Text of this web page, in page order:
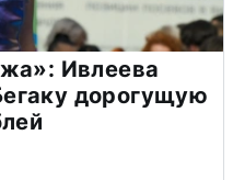
Ивлеева
дорогущую